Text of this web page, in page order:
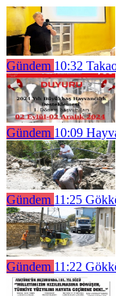
Gündem 10:32
Gündem 10:09
Gündem 11:25
Gündem 11:22